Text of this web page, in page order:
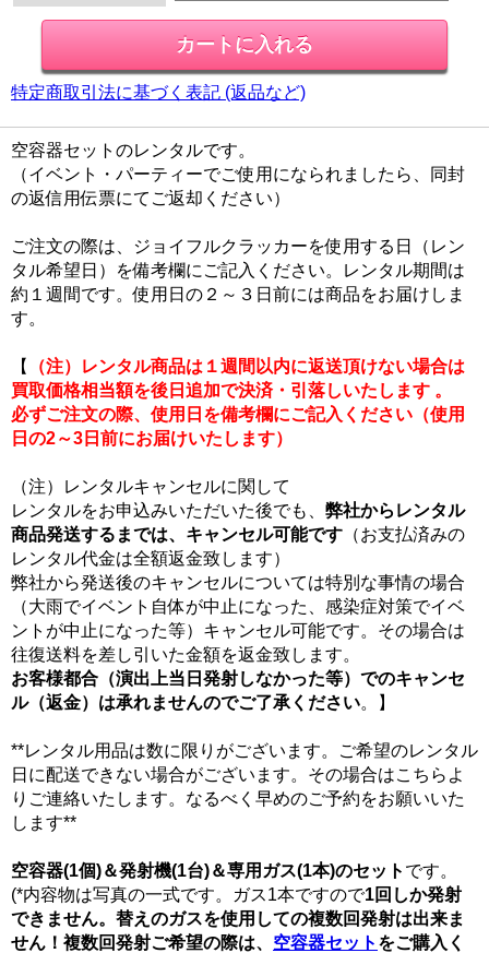
特定商取引法に基づく表記 (返品など)
空容器セットのレンタルです。
（イベント・パーティーでご使用になられましたら、同封
の返信用伝票にてご返却ください）
ご注文の際は、ジョイフルクラッカーを使用する日（レン
タル希望日）を備考欄にご記入ください。レンタル期間は
約１週間です。使用日の２～３日前には商品をお届けしま
す。
【
（注）レンタル商品は１週間以内に返送頂けない場合は
買取価格相当額を後日追加で決済・引落しいたします 。
必ずご注文の際、使用日を備考欄にご記入ください（使用
日の2～3日前にお届けいたします）
（注）レンタルキャンセルに関して
レンタルをお申込みいただいた後でも、 弊社からレンタル
商品発送するまでは、キャンセル可能です （お支払済みの
レンタル代金は全額返金致します）
弊社から発送後のキャンセルについては特別な事情の場合
（大雨でイベント自体が中止になった、感染症対策でイベ
ントが中止になった等）キャンセル可能です。その場合は
往復送料を差し引いた金額を返金致します。
お客様都合（演出上当日発射しなかった等）でのキャンセ
ル（返金）は承れませんのでご了承ください。】
**レンタル用品は数に限りがございます。ご希望のレンタル
日に配送できない場合がございます。その場合はこちらよ
りご連絡いたします。なるべく早めのご予約をお願いいた
します**
空容器(1個)＆発射機(1台)＆専用ガス(1本)のセット です。
(*内容物は写真の一式です。ガス1本ですので1回しか発射
できません。替えのガスを使用しての複数回発射は出来ま
せん！複数回発射ご希望の際は、 空容器セット をご購入く